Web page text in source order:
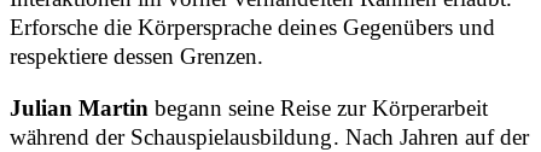
Erforsche die Körpersprache deines Gegenübers und
respektiere dessen Grenzen.
Julian Martin begann seine Reise zur Körperarbeit
während der Schauspielausbildung. Nach Jahren auf der